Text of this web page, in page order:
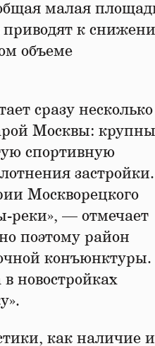
малая
приводят к
объеме
сразу несколько
Москвы:
спортивную
застройки.
Москворецкого
реки», — отмечает
поэтому район
конъюнктуры.
новостройках
как наличие и